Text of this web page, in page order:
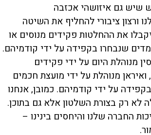
שיש גם איזושהי אכזבה
ורצון ציבורי להחליף את השיטה
את ההחלטות פקידים מנוסים או
שנבחרו בקפידה על ידי קודמיהם.
מנוהלת היום על ידי פקידים
מנוהלת על ידי מועצת חכמים
על ידי קודמיהם. כמובן, אנחנו
לא רק בצורת השלטון אלא גם בתוכן.
החברה שלנו והיחסים בינינו –